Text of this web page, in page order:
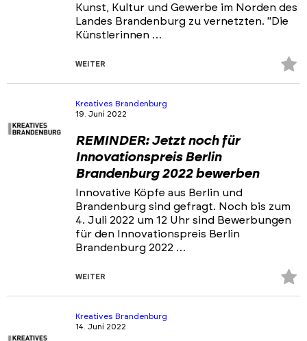
Kunst, Kultur und Gewerbe im Norden des
Landes Brandenburg zu vernetzten. "Die
Künstlerinnen …
WEITER
Kreatives Brandenburg
19. Juni 2022
REMINDER: Jetzt noch für
Innovationspreis Berlin
Brandenburg 2022 bewerben
Innovative Köpfe aus Berlin und
Brandenburg sind gefragt. Noch bis zum
4. Juli 2022 um 12 Uhr sind Bewerbungen
für den Innovationspreis Berlin
Brandenburg 2022 …
WEITER
Kreatives Brandenburg
14. Juni 2022